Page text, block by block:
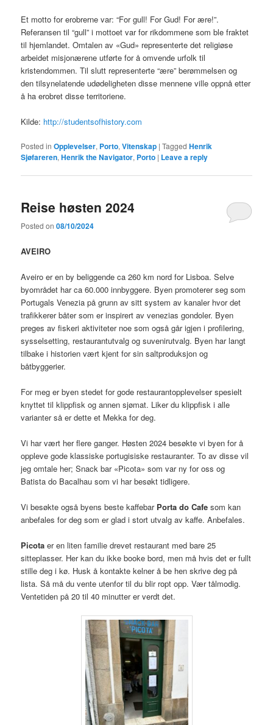
Et motto for erobrerne var: “For gull! For Gud! For ære!”.
Referansen til “gull” i mottoet var for rikdommene som ble fraktet
til hjemlandet. Omtalen av «Gud» representerte det religiøse
arbeidet misjonærene utførte for å omvende urfolk til
kristendommen. Til slutt representerte “ære” berømmelsen og
den tilsynelatende udødeligheten disse mennene ville oppnå etter
å ha erobret disse territoriene.
Kilde: http://studentsofhistory.com
Posted in Opplevelser, Porto,Vitenskap |Tagged Henrik
Sjøfareren,Henrik the Navigator, Porto | Leave a reply
Reise høsten 2024
Posted on08/10/2024
AVEIRO
Aveiro er en by beliggende ca 260 km nord for Lisboa. Selve
byområdet har ca 60.000 innbyggere. Byen promoterer seg som
Portugals Venezia på grunn av sitt system av kanaler hvor det
trafikkerer båter som er inspirert av venezias gondoler. Byen
preges av fiskeri aktiviteter noe som også går igjen i profilering,
sysselsetting, restaurantutvalg og suvenirutvalg. Byen har langt
tilbake i historien vært kjent for sin saltproduksjon og
båtbyggerier.
For meg er byen stedet for gode restaurantopplevelser spesielt
knyttet til klippfisk og annen sjømat. Liker du klippfisk i alle
varianter så er dette et Mekka for deg.
Vi har vært her flere ganger. Høsten 2024 besøkte vi byen for å
oppleve gode klassiske portugisiske restauranter. To av disse vil
jeg omtale her; Snack bar «Picota» som var ny for oss og
Batista do Bacalhau som vi har besøkt tidligere.
Vi besøkte også byens beste kaffebar Porta do Cafe som kan
anbefales for deg som er glad i stort utvalg av kaffe. Anbefales.
Picotaer en liten familie drevet restaurant med bare 25
sitteplasser. Her kan du ikke booke bord, men må hvis det er fullt
stille deg i kø. Husk å kontakte kelner å be hen skrive deg på
lista. Så må du vente utenfor til du blir ropt opp. Vær tålmodig.
Ventetiden på 20 til 40 minutter er verdt det.